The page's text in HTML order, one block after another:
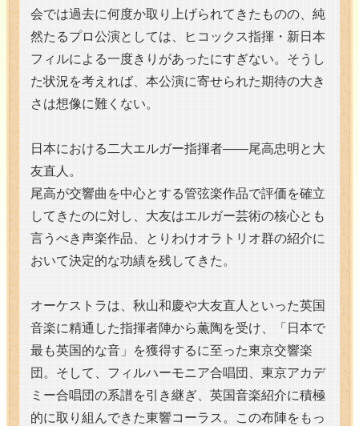
会では過去に何度か取り上げられてきたものの、純
然たるプロ公演としては、ヒコックス指揮・新日本
フィルによる一度きりがあったにすぎない。そうし
た状況を考えれば、本公演に寄せられた期待の大き
さは想像に難くない。
日本における二大エルガー指揮者――尾高忠明と大
友直人。
尾高が交響曲を中心とする管弦楽作品で評価を確立
してきたのに対し、大友はエルガー芸術の核心とも
言うべき声楽作品、とりわけオラトリオ群の紹介に
おいて決定的な功績を残してきた。
オーケストラは、秋山和慶や大友直人といった英国
音楽に精通した指揮者陣から薫陶を受け、「日本で
最も英国的な音」を獲得するに至った東京交響楽
団。そして、フィルハーモニア合唱団、東京アカデ
ミー合唱団の系譜を引き継ぎ、英国音楽紹介に積極
的に取り組んできた東響コーラス。この布陣をもっ